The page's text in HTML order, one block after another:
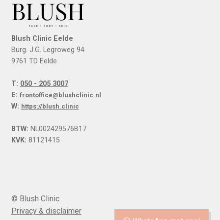
Blush Clinic Eelde
Burg. J.G. Legroweg 94
9761 TD Eelde
T: 050 - 205 3007
E: frontoffice@blushclinic.nl
W: https://blush.clinic
BTW: NL002429576B17
KVK: 81121415
© Blush Clinic
Privacy & disclaimer